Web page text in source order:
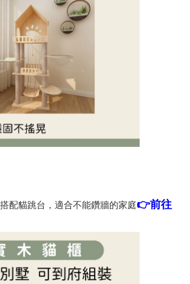
配貓跳台，適合不能鑽牆的家庭👉前往